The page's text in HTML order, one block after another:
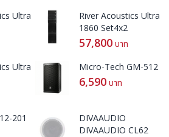
Ultra
River Acoustics Ultra
1860 Set4x2
57,800 บาท
Ultra
Micro-Tech GM-512
6,590 บาท
201
DIVAAUDIO
DIVAAUDIO CL62